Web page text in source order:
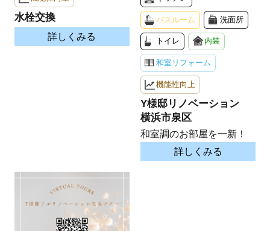
水栓交換
詳しくみる
バスルーム 洗面所
トイレ 内装
和室リフォーム
機能性向上
Y様邸リノベーション
横浜市泉区
和室調のお部屋を一新！
詳しくみる